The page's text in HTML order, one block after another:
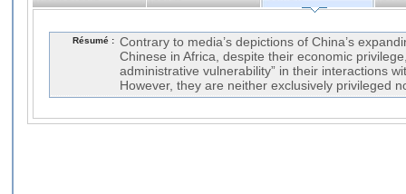
Résumé : Contrary to media’s depictions of China’s
Chinese in Africa, despite their economic
administrative vulnerability” in their interactions
However, they are neither exclusively privileged